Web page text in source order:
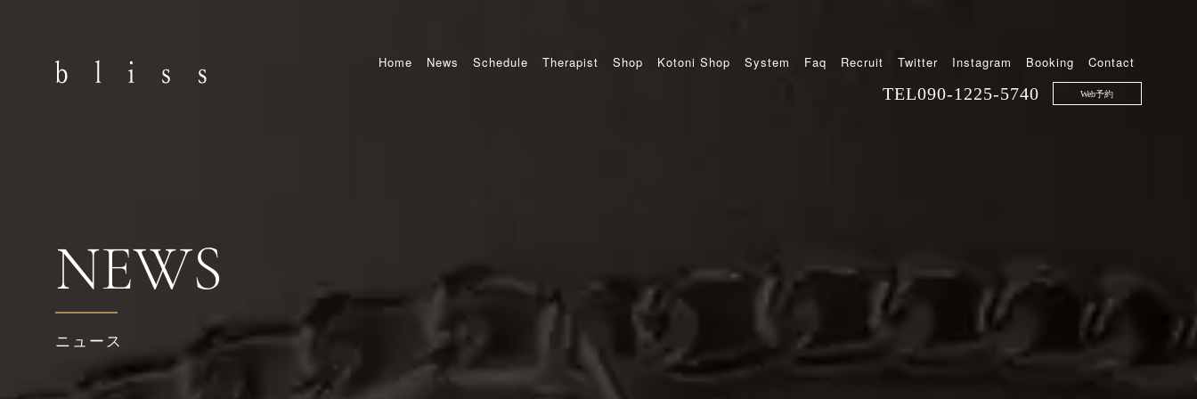
Home News Schedule Therapist Shop Kotoni Shop System Faq Recruit Twitter Instagram Booking Contact
TEL090-1225-5740 Web予約
NEWS
ニュース